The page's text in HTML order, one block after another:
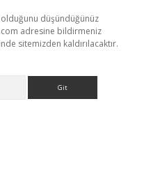
olduğunu düşündüğünüz
adresine bildirmeniz
sitemizden kaldırılacaktır.